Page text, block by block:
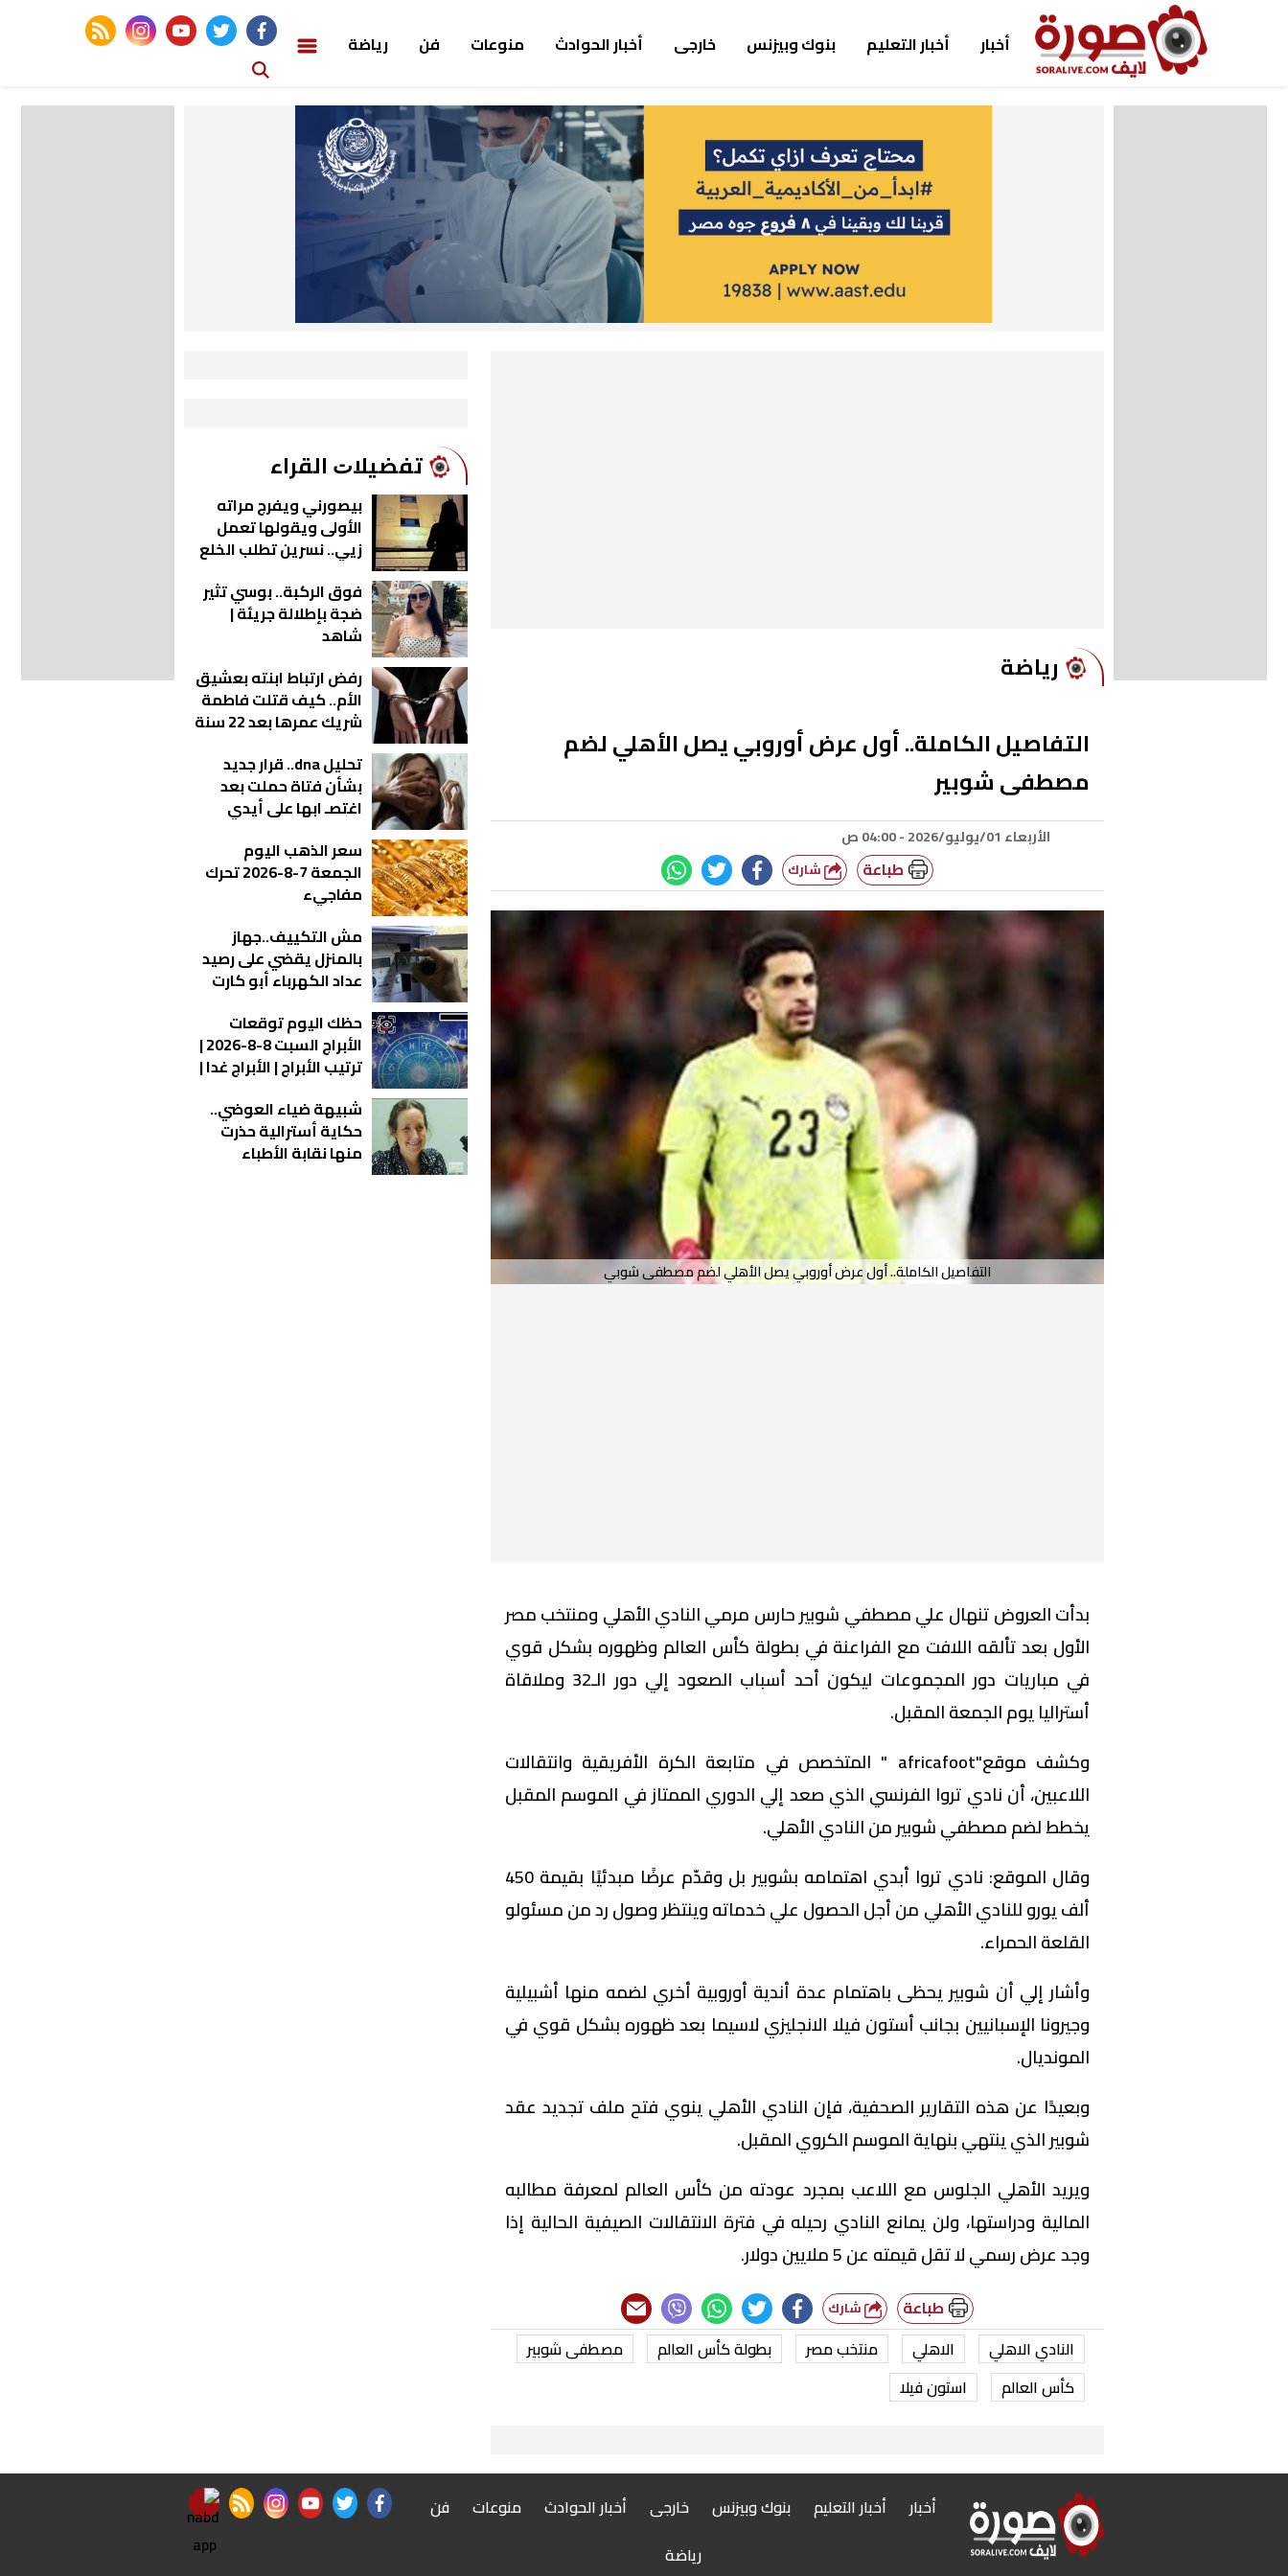
أخبار أخبار التعليم بنوك وبيزنس خارجى أخبار الحوادث منوعات فن رياضة
facebook
twitter
youtube
instagram
rss feed
رياضة
التفاصيل الكاملة.. أول عرض أوروبي يصل الأهلي لضم
مصطفى شوبير
الأربعاء 01/يوليو/2026 - 04:00 ص
طباعة
التفاصيل الكاملة.. أول عرض أوروبي يصل الأهلي لضم مصطفى شوبي
بدأت العروض تنهال علي مصطفي شوبير حارس مرمي النادي الأهلي ومنتخب مصر
الأول بعد تألقه اللافت مع الفراعنة في بطولة كأس العالم وظهوره بشكل قوي
في مباريات دور المجموعات ليكون أحد أسباب الصعود إلي دور الـ32 وملاقاة
أستراليا يوم الجمعة المقبل.
وكشف موقع"africafoot " المتخصص في متابعة الكرة الأفريقية وانتقالات
اللاعبين، أن نادي تروا الفرنسي الذي صعد إلي الدوري الممتاز في الموسم المقبل
يخطط لضم مصطفي شوبير من النادي الأهلي.
وقال الموقع: نادي تروا أبدي اهتمامه بشوبير بل وقدّم عرضًا مبدئيًا بقيمة 450
ألف يورو للنادي الأهلي من أجل الحصول علي خدماته وينتظر وصول رد من مسئولو
القلعة الحمراء.
وأشار إلي أن شوبير يحظى باهتمام عدة أندية أوروبية أخري لضمه منها أشبيلية
وجيرونا الإسبانيين بجانب أستون فيلا الانجليزي لاسيما بعد ظهوره بشكل قوي في
المونديال.
وبعيدًا عن هذه التقارير الصحفية، فإن النادي الأهلي ينوي فتح ملف تجديد عقد
شوبير الذي ينتهي بنهاية الموسم الكروي المقبل.
ويريد الأهلي الجلوس مع اللاعب بمجرد عودته من كأس العالم لمعرفة مطالبه
المالية ودراستها، ولن يمانع النادي رحيله في فترة الانتقالات الصيفية الحالية إذا
وجد عرض رسمي لا تقل قيمته عن 5 ملايين دولار.
طباعة
النادي الاهلي الاهلي منتخب مصر بطولة كأس العالم
مصطفى شوبير
كأس العالم
استون فيلا
ﺗﻔﻀﻴﻼﺕ اﻟﻘﺮاء
بيصورني ويفرج مراته
الأولى ويقولها تعمل
زيي.. نسرين تطلب الخلع
شهرين زواج
فوق الركبة.. بوسي تثير
ضجة بإطلالة جريئة |
شاهد
رفض ارتباط ابنته بعشيق
الأم.. كيف قتلت فاطمة
شريك عمرها بعد 22 سنة
تحليل dna.. قرار جديد
بشأن فتاة حملت بعد
اغتصـ ابها على أيدي
سعر الذهب اليوم
الجمعة 7-8-2026 تحرك
مفاجيء
مش التكييف..جهاز
بالمنزل يقضي على رصيد
عداد الكهرباء أبو كارت
حظك اليوم توقعات
الأبراج السبت 8-8-2026 |
ترتيب الأبراج | الأبراج غدا |
الأبراج | الأبراج بالأشهر
شبيهة ضياء العوضي..
حكاية أسترالية حذرت
منها نقابة الأطباء
أخبار أخبار التعليم بنوك وبيزنس خارجى أخبار الحوادث منوعات
فن
رياضة
facebook
twitter
youtube
instagram
rss feed
nabd app